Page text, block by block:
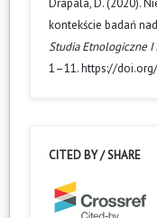
Drápala, D. (2020).
kontekście badań
Studia Etnologiczne
1–11. https://
CITED BY / SHARE